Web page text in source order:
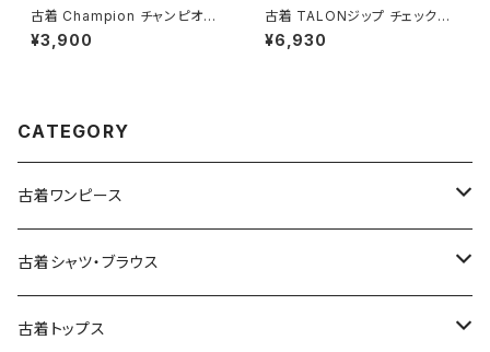
古着 Champion チャンピオン
NEW MEXICO LOBOS プリン
ト カットソー 長袖 Ｔシャツ 赤 (t
¥3,900
古着 TALONジップ チェック柄
コットン 膝丈 スカート 黄 (ba2
607010)
¥6,930
CATEGORY
古着ワンピース
古着長袖ワンピース
古着半袖ワンピース
古着シャツ・ブラウス
古着長袖シャツ・ブラウス
古着トップス